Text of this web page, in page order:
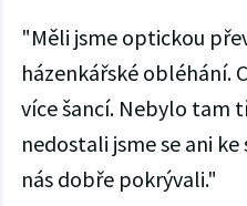
"Měli jsme optickou
házenkářské obléhání.
více šancí. Nebylo tam
nedostali jsme se ani
nás dobře pokrývali."